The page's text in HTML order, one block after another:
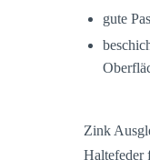
gute
Zink
Haltefeder